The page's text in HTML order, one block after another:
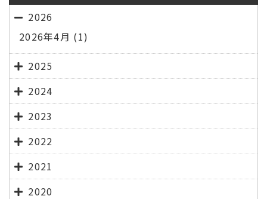
2026
2026年4月 (1)
2025
2024
2023
2022
2021
2020